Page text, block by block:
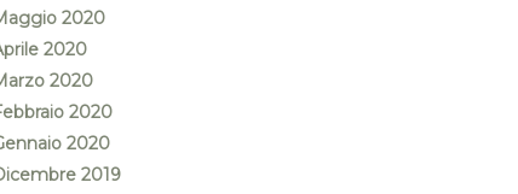
2020
2020
2020
2020
2020
2019